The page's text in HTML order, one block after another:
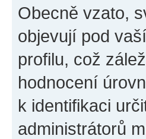
Obecně vzato,
objevují pod
profilu, což
hodnocení
k identifikaci
administrátorů